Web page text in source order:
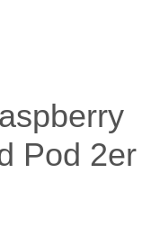
Pod 2er